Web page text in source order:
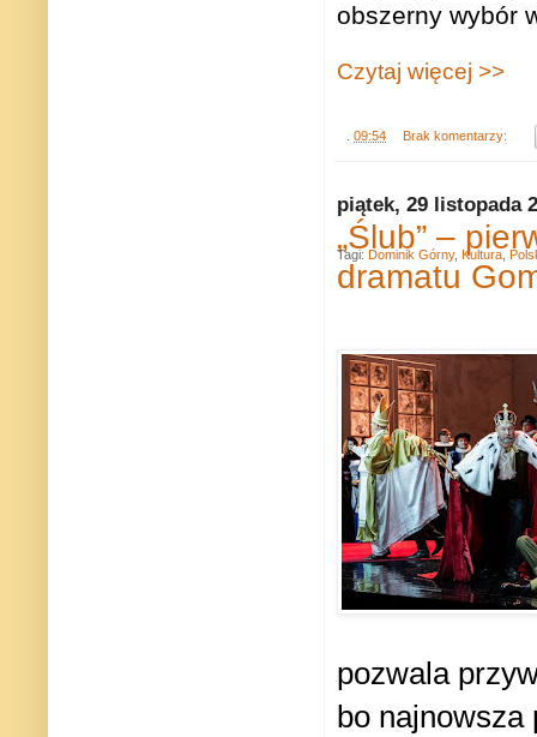
obszerny wybór
Czytaj więcej >>
09:54 Brak komentarzy:
piątek, 29 listopada
„Ślub” –
dramatu
pozwala
bo najnowsza
Tagi: Dominik Górny, Kultura